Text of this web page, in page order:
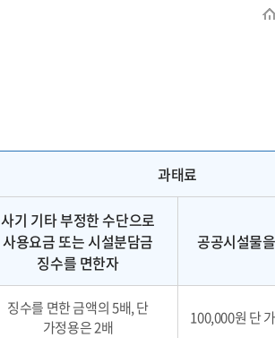
과태료
사기 기타 부정한 수단으로
사용요금 또는 시설분담금
징수를 면한자
공공시설물
징수를 면한 금액의 5배, 단
가정용은 2배
100,000원 단